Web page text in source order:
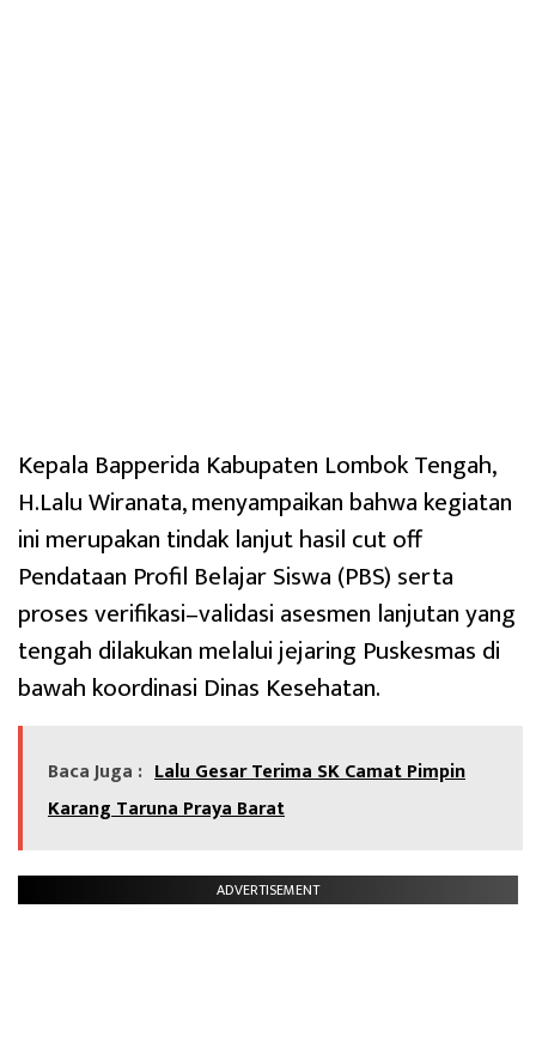
Kepala Bapperida Kabupaten Lombok Tengah,
H.Lalu Wiranata, menyampaikan bahwa kegiatan
ini merupakan tindak lanjut hasil cut off
Pendataan Profil Belajar Siswa (PBS) serta
proses verifikasi–validasi asesmen lanjutan yang
tengah dilakukan melalui jejaring Puskesmas di
bawah koordinasi Dinas Kesehatan.
Baca Juga : Lalu Gesar Terima SK Camat Pimpin
Karang Taruna Praya Barat
ADVERTISEMENT